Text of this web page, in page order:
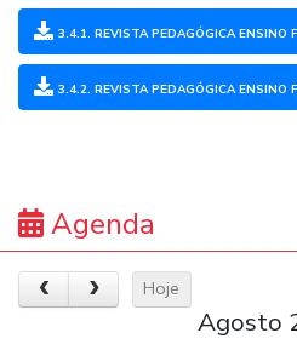
3.4.1. REVISTA PEDAGÓGICA ENSINO
3.4.2. REVISTA PEDAGÓGICA
Agenda
Hoje
Agosto